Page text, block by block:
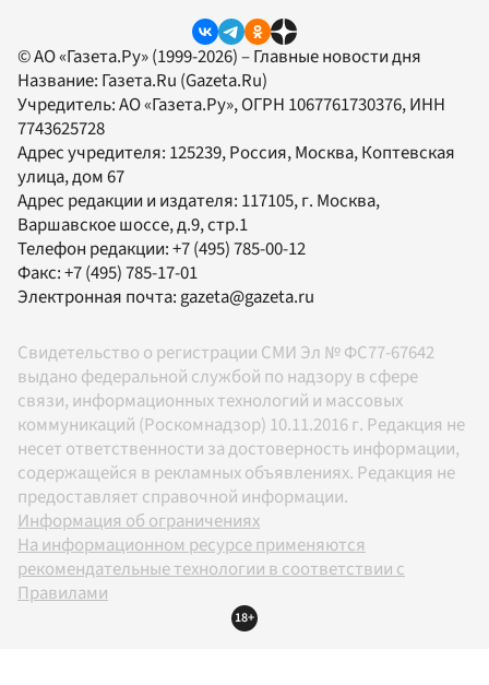
© АО «Газета.Ру» (1999-2026) – Главные новости дня
Название: Газета.Ru (Gazeta.Ru)
Учредитель:АО «Газета.Ру», ОГРН 1067761730376, ИНН
7743625728
Адрес учредителя: 125239, Россия, Москва, Коптевская
улица, дом 67
Адрес редакции и издателя: 117105, г. Москва,
Варшавское шоссе, д.9, стр.1
Телефон редакции:+7 (495) 785-00-12
Факс:+7 (495) 785-17-01
Электронная почта:gazeta@gazeta.ru
Свидетельство о регистрации СМИ Эл № ФС77-67642
выдано федеральной службой по надзору в сфере
связи, информационных технологий и массовых
коммуникаций (Роскомнадзор) 10.11.2016 г. Редакция не
несет ответственности за достоверность информации,
содержащейся в рекламных объявлениях. Редакция не
предоставляет справочной информации.
Информация об ограничениях
На информационном ресурсе применяются
рекомендательные технологии в соответствии с
Правилами
18+